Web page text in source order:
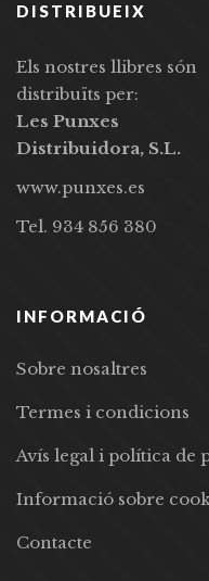
DISTRIBUEIX
Els nostres llibres són
distribuïts per:
Les Punxes
Distribuidora, S.L.
www.punxes.es
Tel. 934 856 380
INFORMACIÓ
Sobre nosaltres
Termes i condicions
Avís legal i política de
Informació sobre
Contacte